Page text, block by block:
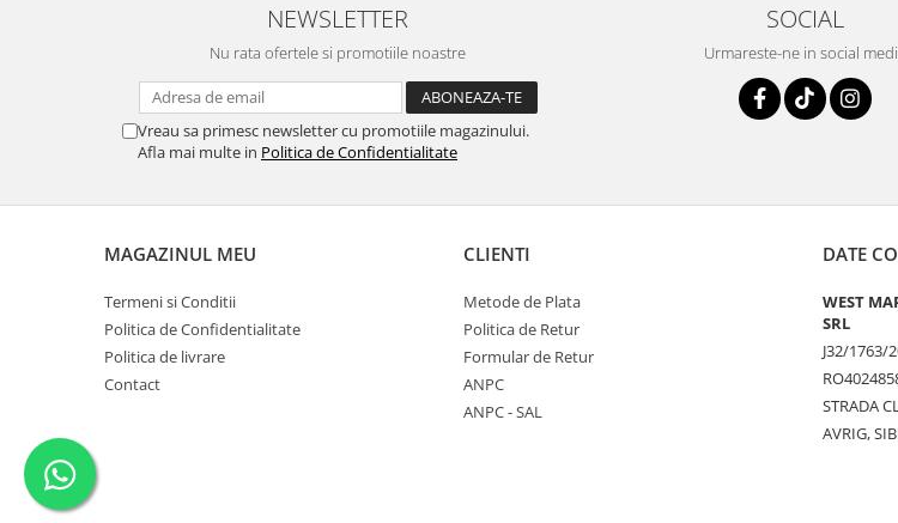
NEWSLETTER
Nu rata ofertele si promotiile noastre
Vreau sa primesc newsletter cu promotiile magazinului.
Afla mai multe in Politica de Confidentialitate
SOCIAL
Urmareste-ne in social
MAGAZINUL MEU
Termeni si Conditii
Politica de Confidentialitate
Politica de livrare
Contact
CLIENTI
Metode de Plata
Politica de Retur
Formular de Retur
ANPC
ANPC - SAL
DATE
WEST
SRL
J32/1763/
STRADA
AVRIG,